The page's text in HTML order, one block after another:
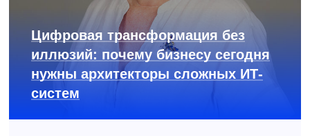
Цифровая трансформация без
иллюзий: почему бизнесу сегодня
нужны архитекторы сложных ИТ-
систем